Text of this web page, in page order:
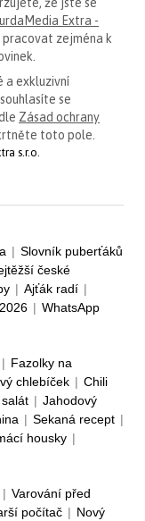
že jste se
Extra -
pracovat zejména k
a exkluzivní
se
Zásad ochrany
toto pole.
s.r.o.
| Slovník puberťáků
české
| Ajťák radí |
| WhatsApp
| Fazolky na
chlebíček | Chili
| Jahodový
| Sekaná recept |
housky |
| Varování před
počítač | Nový